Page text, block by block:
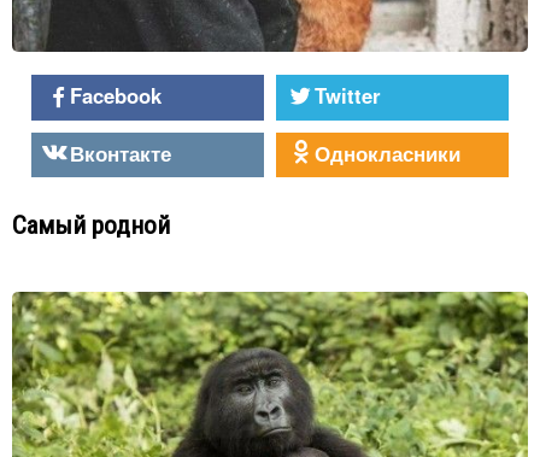
Facebook
Twitter
Вконтакте
Однокласники
Самый родной